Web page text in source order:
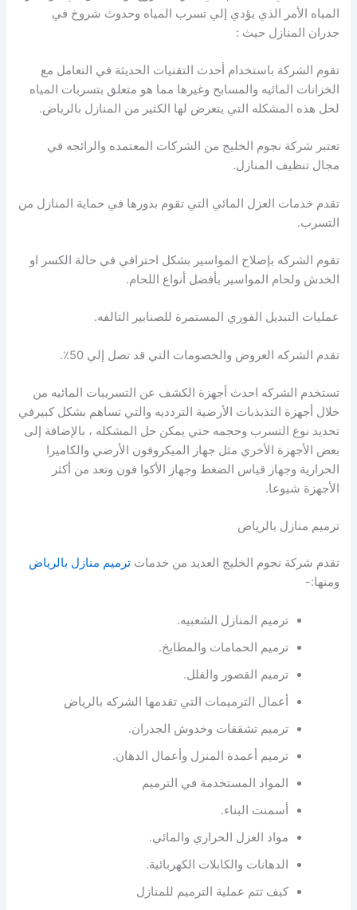
المياه الأمر الذي يؤدي إلي تسرب المياه وحدوث شروخ في
جدران المنازل حيث :
تقوم الشركة باستخدام أحدث التقنيات الحديثة في التعامل مع
الخزانات المائيه والمسابح وغيرها مما هو متعلق بتسربات المياه
لحل هذه المشكله التي يتعرض لها الكثير من المنازل بالرياض.
تعتبر شركة نجوم الخليج من الشركات المعتمده والرائجه في
مجال تنظيف المنازل.
تقدم خدمات العزل المائي التي تقوم بدورها في حماية المنازل من
التسرب.
تقوم الشركه بإصلاح المواسير بشكل احترافي في حالة الكسر او
الخدش ولحام المواسير بأفضل أنواع اللحام.
عمليات التبديل الفوري المستمرة للصنابير التالفه.
تقدم الشركه العروض والخصومات التي قد تصل إلي 50٪.
تستخدم الشركه احدث أجهزة الكشف عن التسريبات المائيه من
خلال أجهزة التذبذبات الأرضية التردديه والتي تساهم بشكل كبيرفي
تحديد نوع التسرب وحجمه حتي يمكن حل المشكله ، بالإضافة إلى
بعض الأجهزة الأخري مثل جهاز الميكروفون الأرضي والكاميرا
الحرارية وجهاز قياس الضغط وجهاز الأكوا فون وتعد من أكثر
الأجهزة شيوعا.
ترميم منازل بالرياض
تقدم شركة نجوم الخليج العديد من خدماتترميم منازل بالرياض
ومنها:-
ترميم المنازل الشعبيه.
ترميم الحمامات والمطابخ.
ترميم القصور والفلل.
أعمال الترميمات التي تقدمها الشركه بالرياض
ترميم تشققات وخدوش الجدران.
ترميم أعمدة المنزل وأعمال الدهان.
المواد المستخدمة في الترميم
أسمنت البناء.
مواد العزل الحراري والمائي.
الدهانات والكابلات الكهربائية.
كيف تتم عملية الترميم للمنازل